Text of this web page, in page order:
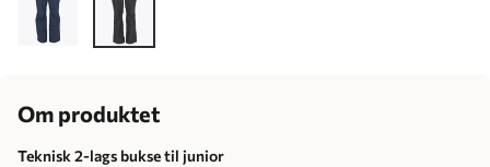
Om produktet
Teknisk 2-lags bukse til junior